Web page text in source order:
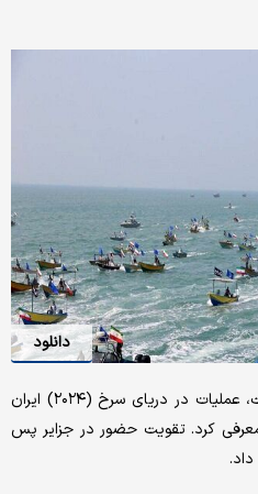
دانلود
نیروی دریایی ابزاری دیپلماتیک است، عملیات در دریای سرخ (۲۰۲۴) ایران
کرد. تقویت حضور در جزایر پس